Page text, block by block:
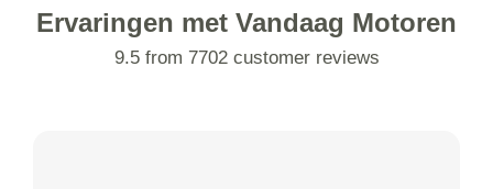
Ervaringen met Vandaag Motoren
9.5 from 7702 customer reviews